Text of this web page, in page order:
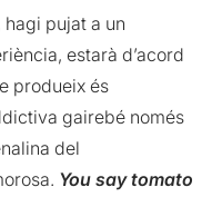
pujat a un
estarà d’acord
produeix és
gairebé només
del
You say tomato